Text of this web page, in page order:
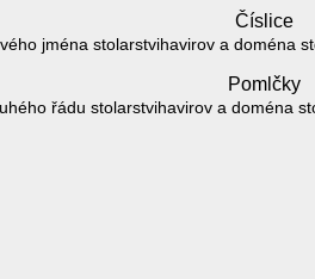
Číslice
jména stolarstvihavirov a doména
Pomlčky
řádu stolarstvihavirov a doména